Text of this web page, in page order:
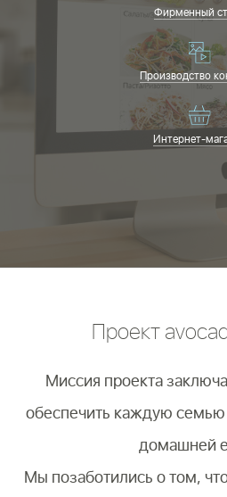
Фирменный
Производство
Интернет-
Проект
Миссия проекта
обеспечить каждую семью
домашней
Мы позаботились о том,